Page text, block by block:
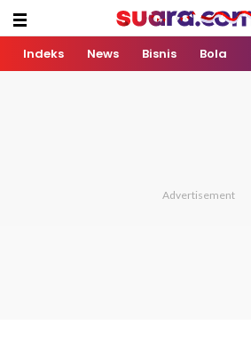
Indeks News Bisnis Bola